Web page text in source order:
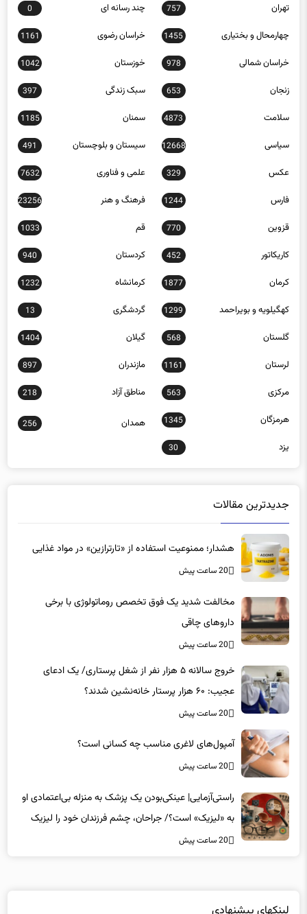
تهران 757 چند رسانه ای 0
چهارمحال و بختیاری 1455 خراسان رضوی 1161
خراسان شمالی 978 خوزستان 1042
زنجان 653 سبک زندگی 397
سلامت 4873 سمنان 1185
سیاسی 12668 سیستان و بلوچستان 491
عکس 329 علمی و فناوری 7632
فارس 1244 فرهنگ و هنر 23256
قزوین 770 قم 1033
کاریکاتور 452 کردستان 940
کرمان 1877 کرمانشاه 1232
کهگیلویه و بویراحمد 1299 گردشگری 13
گلستان 568 گیلان 1404
لرستان 1161 مازندران 897
مرکزی 563 مناطق آزاد 218
هرمزگان 1345 همدان 256
یزد 30
جدیدترین مقالات
هشدار؛ ممنوعیت استفاده از «تارترازین» در مواد غذایی
20 ساعت پیش
مخالفت شدید یک فوق تخصص روماتولوژی با برخی
داروهای چاقی
20 ساعت پیش
خروج سالانه ۵ هزار نفر از شغل پرستاری/ یک ادعای
عجیب: ۶۰ هزار پرستار خانه‌نشین شدند؟
20 ساعت پیش
آمپول‌های لاغری مناسب چه کسانی است؟
20 ساعت پیش
راستی‌آزمایی| عینکی‌بودن یک پزشک به منزله بی‌اعتمادی او
به «لیزیک» است؟/ جراحان، چشم فرزندان خود را لیزیک
می‌کنند؟
20 ساعت پیش